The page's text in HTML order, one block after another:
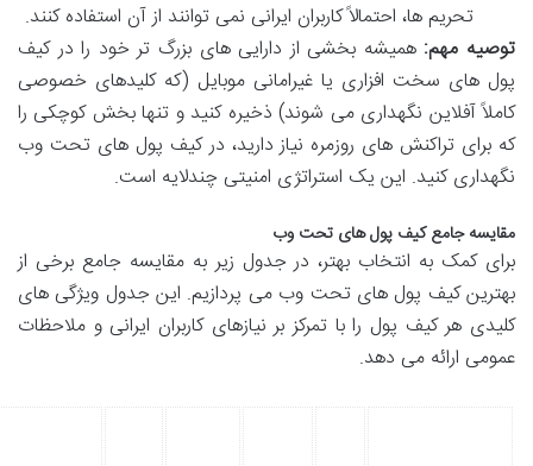
تحریم ها، احتمالاً کاربران ایرانی نمی توانند از آن استفاده کنند.
توصیه مهم: همیشه بخشی از دارایی های بزرگ تر خود را در کیف
پول های سخت افزاری یا غیرامانی موبایل (که کلیدهای خصوصی
کاملاً آفلاین نگهداری می شوند) ذخیره کنید و تنها بخش کوچکی را
که برای تراکنش های روزمره نیاز دارید، در کیف پول های تحت وب
نگهداری کنید. این یک استراتژی امنیتی چندلایه است.
مقایسه جامع کیف پول های تحت وب
برای کمک به انتخاب بهتر، در جدول زیر به مقایسه جامع برخی از
بهترین کیف پول های تحت وب می پردازیم. این جدول ویژگی های
کلیدی هر کیف پول را با تمرکز بر نیازهای کاربران ایرانی و ملاحظات
عمومی ارائه می دهد.